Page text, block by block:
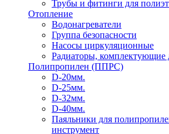
Трубы и фитинги для
Отопление
Водонагреватели
Группа безопасности
Насосы циркуляционные
Радиаторы, комплектующие
Полипропилен (ППРС)
D-20мм.
D-25мм.
D-32мм.
D-40мм.
Паяльники для
инструмент